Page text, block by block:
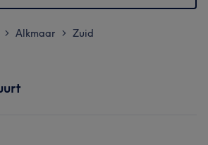
> Alkmaar > Zuid